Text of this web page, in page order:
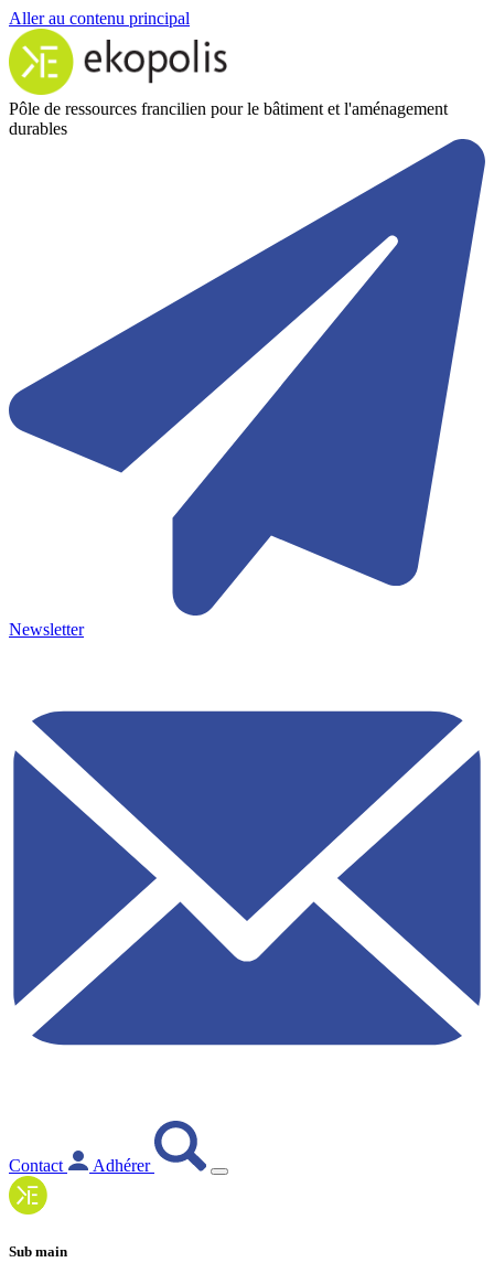
Aller au contenu principal
Pôle de ressources francilien pour le bâtiment et l'aménagement
durables
Newsletter
Contact Adhérer
Sub main